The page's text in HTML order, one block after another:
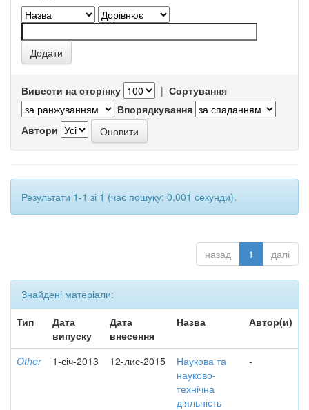
Вивести на сторінку | Сортування
Впорядкування
Автори
Результати 1-1 зі 1 (час пошуку: 0.001 секунди).
назад 1 далі
Знайдені матеріали:
Тип
Дата
випуску
Дата
внесення
Назва Автор(и)
Other 1-січ-2013 12-лис-2015
Наукова та
науково-
технічна
діяльність
-